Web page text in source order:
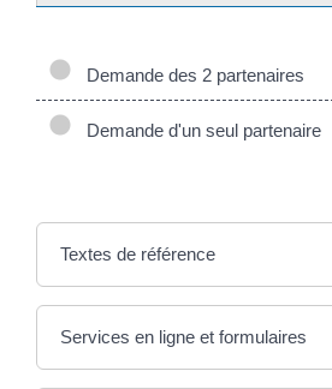
Demande des 2 partenaires
Demande d'un seul partenaire
Textes de référence
Services en ligne et formulaires